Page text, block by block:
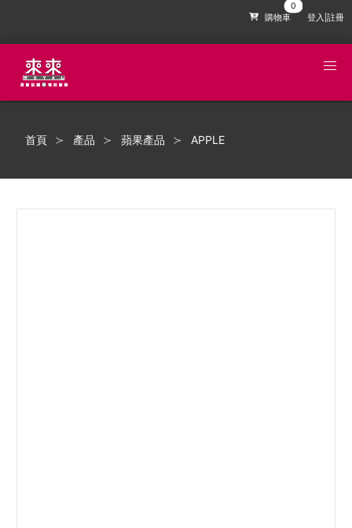
購物車 登入|註冊
首頁 產品 蘋果產品 APPLE